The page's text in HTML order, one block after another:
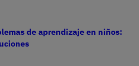
de aprendizaje en niños: